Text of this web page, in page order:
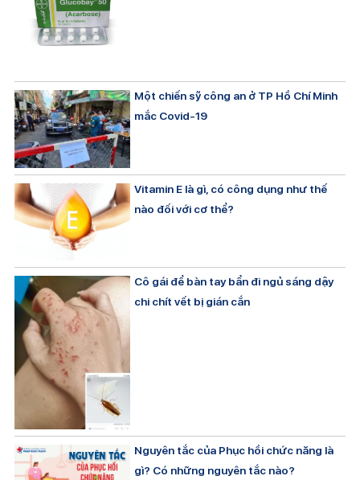
Một chiến sỹ công an ở TP Hồ Chí Minh
mắc Covid-19
Vitamin E là gì, có công dụng như thế
nào đối với cơ thể?
Cô gái để bàn tay bẩn đi ngủ sáng dậy
chi chít vết bị gián cắn
Nguyên tắc của Phục hồi chức năng là
gì? Có những nguyên tắc nào?